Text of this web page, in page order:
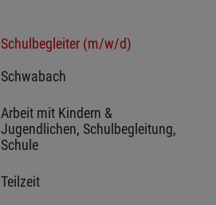
Schulbegleiter (m/w/d)
Schwabach
Arbeit mit Kindern &
Jugendlichen, Schulbegleitung,
Schule
Teilzeit